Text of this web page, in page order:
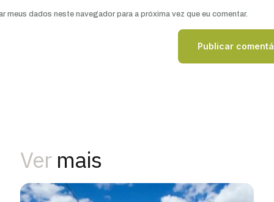
meus dados neste navegador para a próxima vez que eu comentar.
Ver mais